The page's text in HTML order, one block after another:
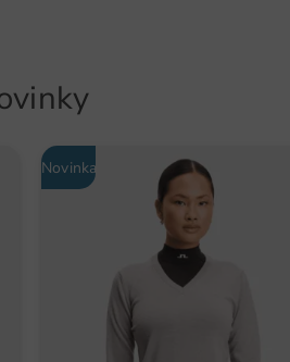
Novinka